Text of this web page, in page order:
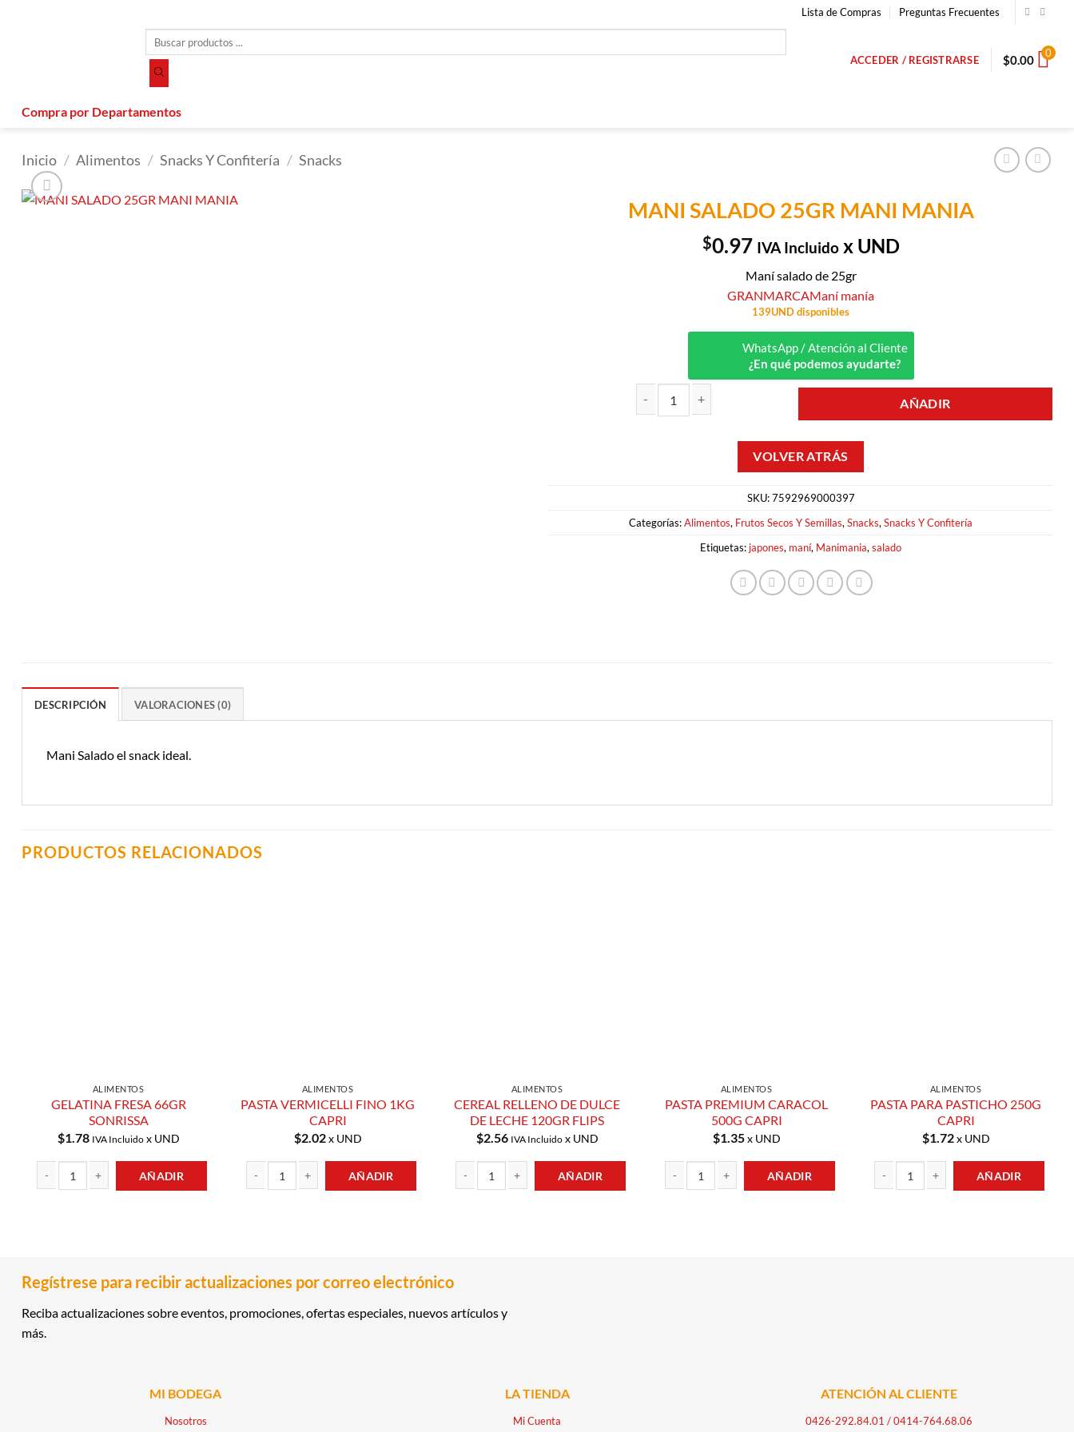
Lista de Compras Preguntas Frecuentes
productos
ACCEDER / REGISTRARSE $0.00 0
Compra por Departamentos
Inicio / Alimentos / Snacks Y Confitería / Snacks
MANI SALADO 25GR MANI MANIA
$0.97 IVA Incluidox UND
Maní salado de 25gr
GRANMARCAManí manía
139UND disponibles
WhatsApp / Atención al Cliente
¿En qué podemos ayudarte?
AÑADIR
SKU:7592969000397
Categorías:Alimentos, Frutos Secos Y Semillas, Snacks, Snacks Y Confitería
Etiquetas: japones, maní, Manimania, salado
DESCRIPCIÓN VALORACIONES (0)
Mani Salado el snack ideal.
PRODUCTOS RELACIONADOS
ALIMENTOS
GELATINA FRESA 66GR
SONRISSA
$1.78 IVA Incluidox UND
AÑADIR
ALIMENTOS
PASTA VERMICELLI FINO 1KG
CAPRI
$2.02x UND
AÑADIR
ALIMENTOS
CEREAL RELLENO DE DULCE
DE LECHE 120GR FLIPS
$2.56 IVA Incluidox UND
AÑADIR
ALIMENTOS
PASTA PREMIUM CARACOL
500G CAPRI
$1.35x UND
AÑADIR
ALIMENTOS
PASTA PARA PASTICHO 250G
CAPRI
$1.72x UND
AÑADIR
Regístrese para recibir actualizaciones por correo electrónico
Reciba actualizaciones sobre eventos, promociones, ofertas especiales, nuevos artículos y
más.
MI BODEGA
Nosotros
LA TIENDA
Mi Cuenta
ATENCIÓN AL CLIENTE
0426-292.84.01 /0414-764.68.06